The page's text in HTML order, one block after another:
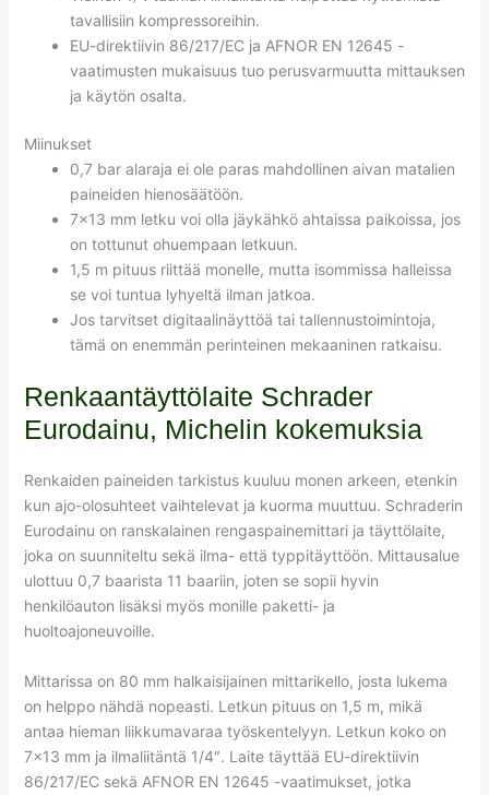
tavallisiin kompressoreihin.
EU-direktiivin 86/217/EC ja AFNOR EN 12645 -
vaatimusten mukaisuus tuo perusvarmuutta mittauksen
ja käytön osalta.
Miinukset
0,7 bar alaraja ei ole paras mahdollinen aivan matalien
paineiden hienosäätöön.
7×13 mm letku voi olla jäykähkö ahtaissa paikoissa, jos
on tottunut ohuempaan letkuun.
1,5 m pituus riittää monelle, mutta isommissa halleissa
se voi tuntua lyhyeltä ilman jatkoa.
Jos tarvitset digitaalinäyttöä tai tallennustoimintoja,
tämä on enemmän perinteinen mekaaninen ratkaisu.
Renkaantäyttölaite Schrader
Eurodainu, Michelin kokemuksia
Renkaiden paineiden tarkistus kuuluu monen arkeen, etenkin
kun ajo-olosuhteet vaihtelevat ja kuorma muuttuu. Schraderin
Eurodainu on ranskalainen rengaspainemittari ja täyttölaite,
joka on suunniteltu sekä ilma- että typpitäyttöön. Mittausalue
ulottuu 0,7 baarista 11 baariin, joten se sopii hyvin
henkilöauton lisäksi myös monille paketti- ja
huoltoajoneuvoille.
Mittarissa on 80 mm halkaisijainen mittarikello, josta lukema
on helppo nähdä nopeasti. Letkun pituus on 1,5 m, mikä
antaa hieman liikkumavaraa työskentelyyn. Letkun koko on
7×13 mm ja ilmaliitäntä 1/4″. Laite täyttää EU-direktiivin
86/217/EC sekä AFNOR EN 12645 -vaatimukset, jotka